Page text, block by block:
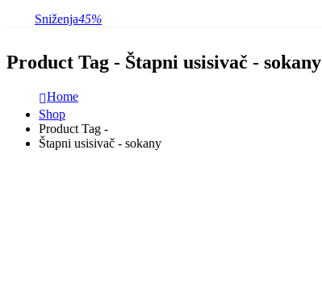
Sniženja45%
Product Tag - Štapni usisivač - sokany
Home
Shop
Product Tag -
Štapni usisivač - sokany